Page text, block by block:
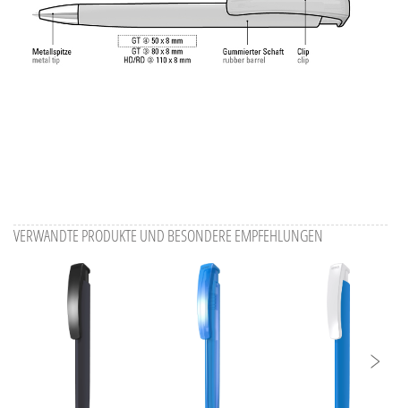
VERWANDTE PRODUKTE UND BESONDERE EMPFEHLUNGEN